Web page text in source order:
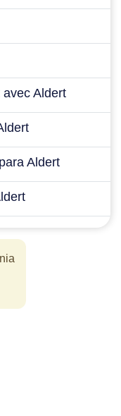
Aldert
Aldert